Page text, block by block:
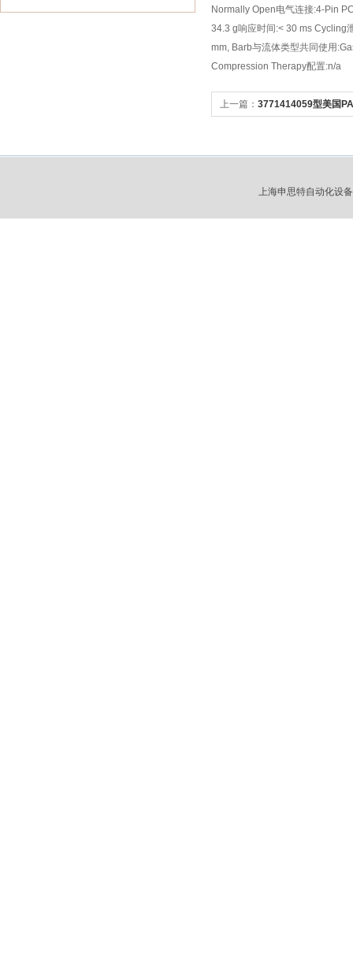
Normally Open电气连接:4-Pin
34.3 g响应时间:< 30 ms Cycling
mm, Barb与流体类型共同使用
Compression Therapy配置:n/a
上一篇： 3771414059型美国
上海申思特自动化设